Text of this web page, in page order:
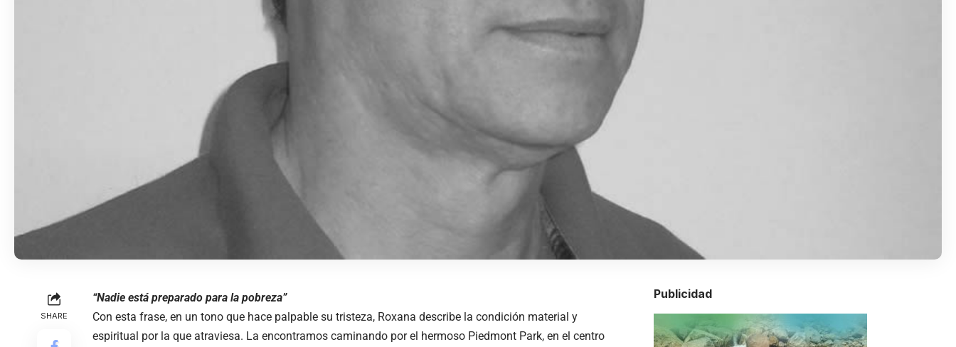
SHARE
“Nadie está preparado para la pobreza”
Con esta frase, en un tono que hace palpable su tristeza, Roxana describe la condición material y
espiritual por la que atraviesa. La encontramos caminando por el hermoso Piedmont Park, en el centro
Publicidad